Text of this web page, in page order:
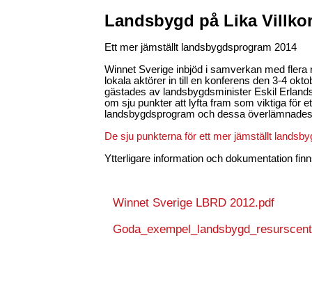
Landsbygd på Lika
Ett mer jämställt landsbygdsprogram 2014
Winnet Sverige inbjöd i samverkan med flera
lokala aktörer in till en konferens den 3-4
gästades av landsbygdsminister Eskil
om sju punkter att lyfta fram som viktiga för
landsbygdsprogram och dessa
De sju punkterna för ett mer jämställt
Ytterligare information och dokumentation
Winnet Sverige LBRD 2012.pdf